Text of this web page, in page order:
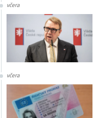
včera
včera